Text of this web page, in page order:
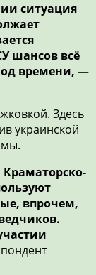
ситуация
шансов всё
времени, —
Здесь
украинской
впрочем,